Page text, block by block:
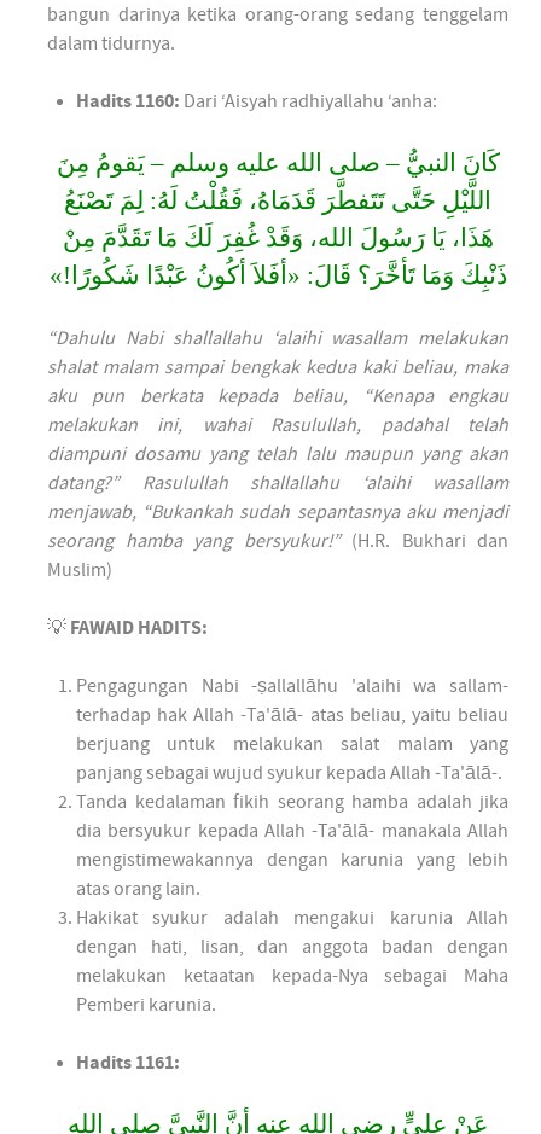
bangun darinya ketika orang-orang sedang tenggelam
dalam tidurnya.
Hadits 1160: Dari ‘Aisyah radhiyallahu ‘anha:
كَانَ النبيُّ – صلى الله عليه وسلم – يَقومُ مِنَ
اللَّيْلِ حَتَّى تَتَفطَّرَ قَدَمَاهُ، فَقُلْتُ لَهُ: لِمَ تَصْنَعُ
هَذَا، يَا رَسُولَ الله، وَقَدْ غُفِرَ لَكَ مَا تَقَدَّمَ مِنْ
ذَنْبِكَ وَمَا تَأخَّرَ؟ قَالَ: «أفَلاَ أكُونُ عَبْدًا شَكُورًا!»
“Dahulu Nabi shallallahu ‘alaihi wasallam melakukan
shalat malam sampai bengkak kedua kaki beliau, maka
aku pun berkata kepada beliau, “Kenapa engkau
melakukan ini, wahai Rasulullah, padahal telah
diampuni dosamu yang telah lalu maupun yang akan
datang?” Rasulullah shallallahu ‘alaihi wasallam
menjawab, “Bukankah sudah sepantasnya aku menjadi
seorang hamba yang bersyukur!”(H.R. Bukhari dan
Muslim)
💡 FAWAID HADITS:
Pengagungan Nabi -ṣallallāhu 'alaihi wa sallam-
terhadap hak Allah -Ta'ālā- atas beliau, yaitu beliau
berjuang untuk melakukan salat malam yang
panjang sebagai wujud syukur kepada Allah -Ta'ālā-.
Tanda kedalaman fikih seorang hamba adalah jika
dia bersyukur kepada Allah -Ta'ālā- manakala Allah
mengistimewakannya dengan karunia yang lebih
atas orang lain.
Hakikat syukur adalah mengakui karunia Allah
dengan hati, lisan, dan anggota badan dengan
melakukan ketaatan kepada-Nya sebagai Maha
Pemberi karunia.
Hadits 1161:
عَنْ عليٍّ رضي الله عنه أنَّ النَّبيَّ صلى الله